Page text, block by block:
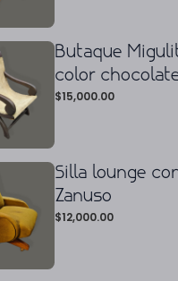
Butaque
color
$15,000.00
Silla lounge
Zanuso
$12,000.00